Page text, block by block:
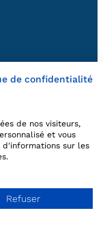
réservés
de confidentialité
de nos visiteurs,
et vous
d'informations sur les
Refuser